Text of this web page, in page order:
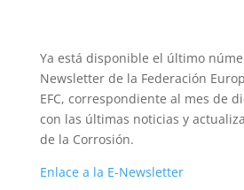
Ya está disponible el último
Newsletter de la Federación
EFC, correspondiente al mes de
con las últimas noticias y
de la Corrosión.
Enlace a la E-Newsletter